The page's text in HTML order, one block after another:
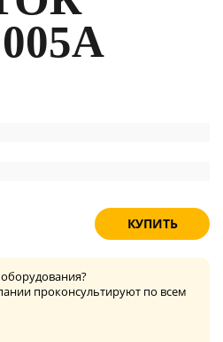
КУПИТЬ
проконсультируют по всем